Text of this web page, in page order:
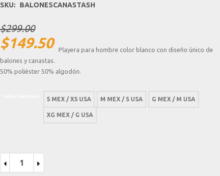
SKU: BALONESCANASTASH
$299.00
$149.50
Playera para hombre color blanco con diseño único de
balones y canastas.
50% poliéster 50% algodón.
S MEX / XS USA M MEX / S USA G MEX / M USA
XG MEX / G USA
Basquetbol